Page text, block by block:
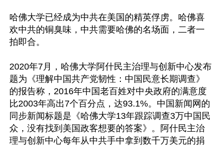
哈佛大学已经成为中共在美国的精英俘虏。哈佛喜
欢中共的铜臭味，中共需要哈佛的名场面，二者一
拍即合。
2020年7月，哈佛大学阿什民主治理与创新中心发布
题为《理解中国共产党韧性：中国民意长期调查》
的报告称，2016年中国老百姓对中央政府的满意度
比2003年高出7个百分点，达93.1%。中国新闻网的
同步新闻标题是《哈佛大学13年跟踪调查3万中国民
众，没有找到美国政客想要的答案》。阿什民主治
理与创新中心每年从中共手中拿到数千万美元的捐